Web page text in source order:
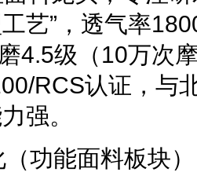
艺”，透气率
4.5级（10万次
RCS认证，与
强。
功能面料板块）